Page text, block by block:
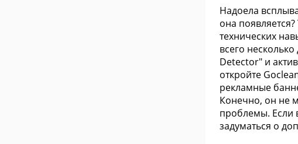
Надоела
она
технических
всего
Detector" и
откройте
рекламные
Конечно, он не
проблемы. Если
задуматься о